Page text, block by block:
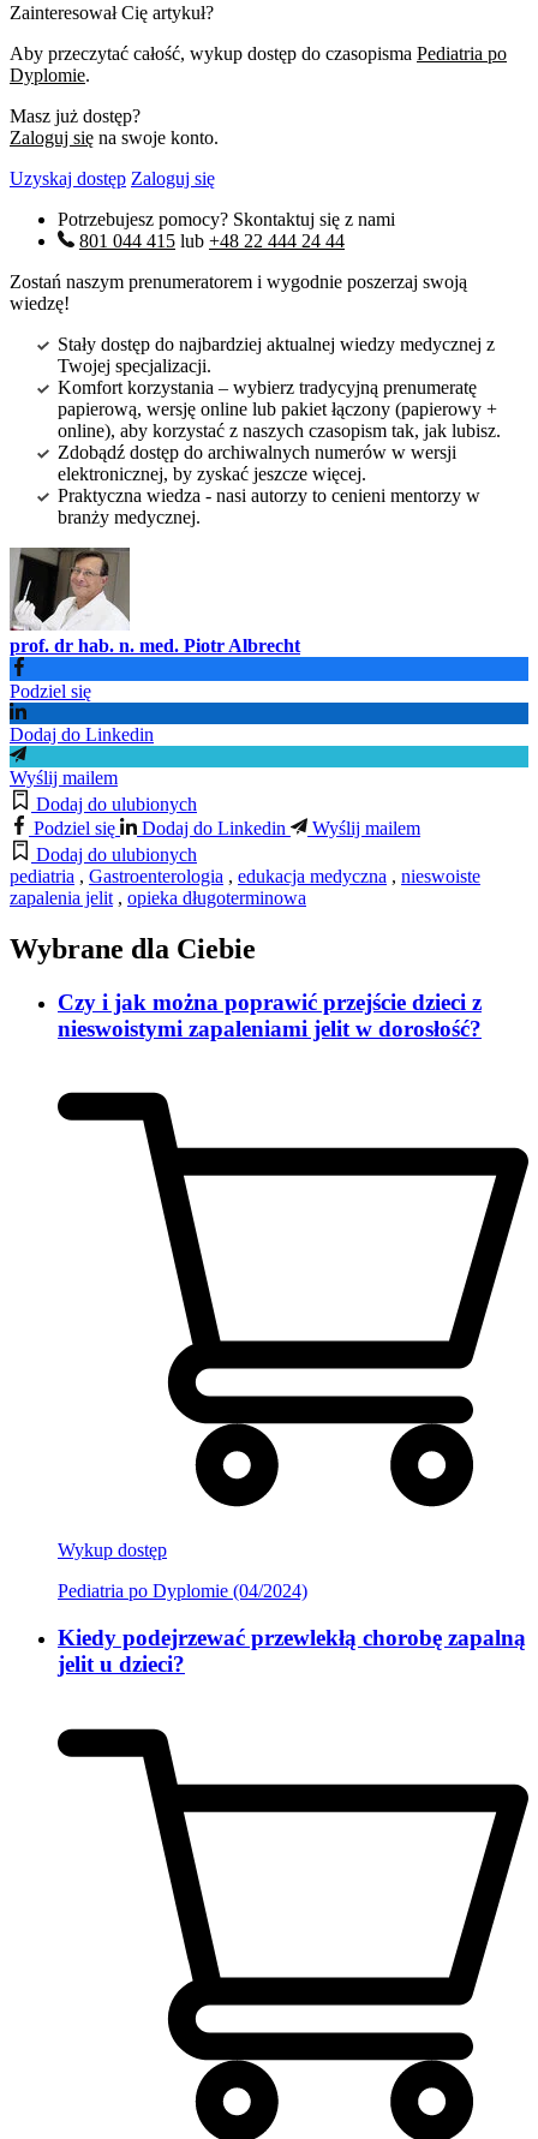
Zainteresował Cię artykuł?
Aby przeczytać całość, wykup dostęp do czasopisma Pediatria po
Dyplomie.
Masz już dostęp?
Zaloguj się na swoje konto.
Uzyskaj dostęp Zaloguj się
Potrzebujesz pomocy? Skontaktuj się z nami
801 044 415 lub +48 22 444 24 44
Zostań naszym prenumeratorem i wygodnie poszerzaj swoją
wiedzę!
Stały dostęp do najbardziej aktualnej wiedzy medycznej z
Twojej specjalizacji.
Komfort korzystania – wybierz tradycyjną prenumeratę
papierową, wersję online lub pakiet łączony (papierowy +
online), aby korzystać z naszych czasopism tak, jak lubisz.
Zdobądź dostęp do archiwalnych numerów w wersji
elektronicznej, by zyskać jeszcze więcej.
Praktyczna wiedza - nasi autorzy to cenieni mentorzy w
branży medycznej.
prof. dr hab. n. med. Piotr Albrecht
Podziel się
Dodaj do Linkedin
Wyślij mailem
Dodaj do ulubionych
Podziel się
Dodaj do Linkedin
Wyślij mailem
Dodaj do ulubionych
pediatria , Gastroenterologia , edukacja medyczna , nieswoiste
zapalenia jelit , opieka długoterminowa
Wybrane dla Ciebie
Czy i jak można poprawić przejście dzieci z
nieswoistymi zapaleniami jelit w dorosłość?
Wykup dostęp
Pediatria po Dyplomie (04/2024)
Kiedy podejrzewać przewlekłą chorobę zapalną
jelit u dzieci?